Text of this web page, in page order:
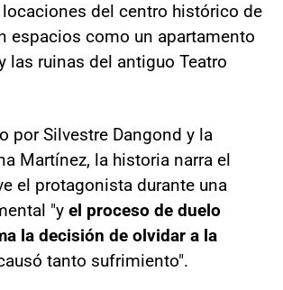
del centro histórico de
espacios como un apartamento
las ruinas del antiguo Teatro
por Silvestre Dangond y la
Martínez, la historia narra el
el protagonista durante una
"y el proceso de duelo
la decisión de olvidar a la
tanto sufrimiento".